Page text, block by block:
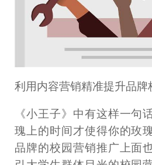
利用内容营销精准提升品牌
《小王子》中有这样一句
瑰上的时间才使得你的玫
品牌的校园营销推广上面